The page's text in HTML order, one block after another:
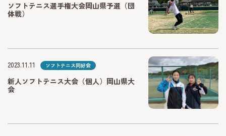
ソフトテニス選手権大会岡山県予選（団
体戦）
2023.11.11 ソフトテニス同好会
新人ソフトテニス大会（個人）岡山県大
会